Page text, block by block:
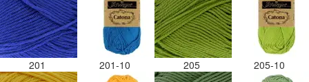
201 201-10 205 205-10